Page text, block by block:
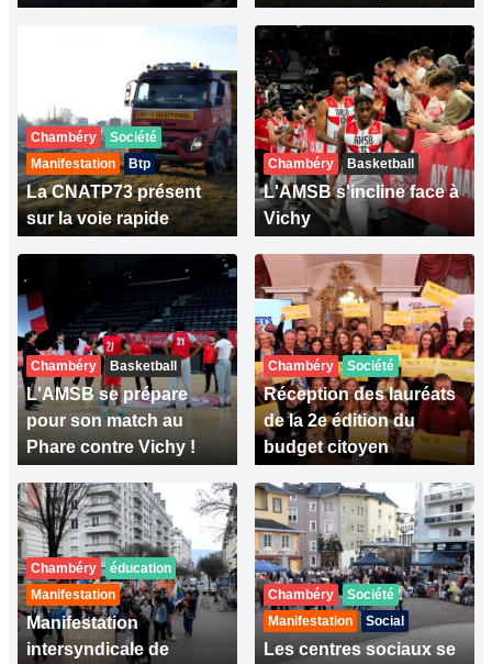
Chambéry
Société
Manifestation
Btp
La CNATP73 présent
sur la voie rapide
Chambéry Basketball
L'AMSB s'incline face à
Vichy
Chambéry Basketball
L'AMSB se prépare
pour son match au
Phare contre Vichy !
Chambéry Société
Réception des lauréats
de la 2e édition du
budget citoyen
Chambéry
éducation
Manifestation
Manifestation
intersyndicale de
Chambéry
Société
Manifestation
Social
Les centres sociaux se